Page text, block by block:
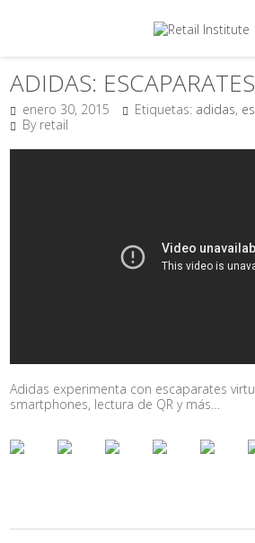
ADIDAS:
enero 30, 2015 Etiquetas: adidas,
By retail
Adidas experimenta con escaparates
smartphones, lectura de QR y más…